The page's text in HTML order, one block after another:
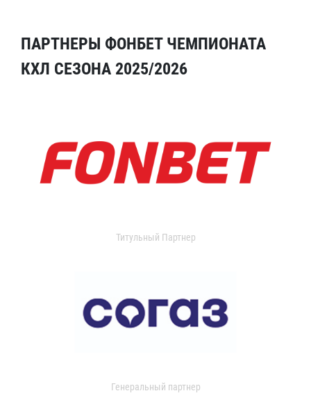
ПАРТНЕРЫ ФОНБЕТ ЧЕМПИОНАТА
КХЛ СЕЗОНА 2025/2026
Титульный Партнер
Генеральный партнер